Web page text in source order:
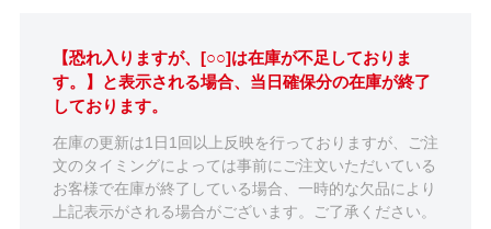
【恐れ入りますが、[○○]は在庫が不足しておりま
す。】と表示される場合、当日確保分の在庫が終了
しております。
在庫の更新は1日1回以上反映を行っておりますが、ご注
文のタイミングによっては事前にご注文いただいている
お客様で在庫が終了している場合、一時的な欠品により
上記表示がされる場合がございます。ご了承ください。